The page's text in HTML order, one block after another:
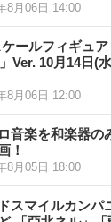
8月06日 14:00
ケールフィギュ
Ver. 10月14日(
8月06日 12:00
音楽を和楽器の
！
8月05日 18:00
スマイルカンパ